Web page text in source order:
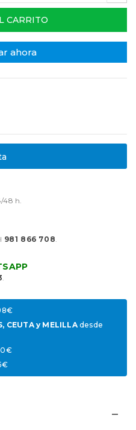
CARRITO
ahora
48 h.
981 866 708.
.
CEUTA y MELILLAdesde